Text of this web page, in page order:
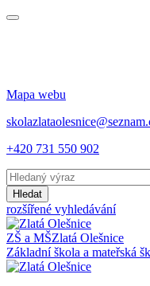
Mapa webu
+420 731 550 902
Hledat
rozšířené vyhledávání
ZŠ a MŠZlatá Olešnice
Základní škola a mateřská